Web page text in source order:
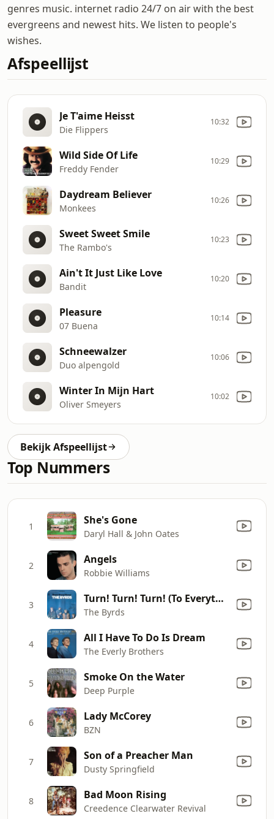
genres music. internet radio 24/7 on air with the best
evergreens and newest hits. We listen to people's
wishes.
Afspeellijst
Je T'aime Heisst
Die Flippers
10:32
Wild Side Of Life
Freddy Fender
10:29
Daydream Believer
Monkees
10:26
Sweet Sweet Smile
The Rambo's
10:23
Ain't It Just Like Love
Bandit
10:20
Pleasure
07 Buena
10:14
Schneewalzer
Duo alpengold
10:06
Winter In Mijn Hart
Oliver Smeyers
10:02
Bekijk Afspeellijst
Top Nummers
1 She's Gone
Daryl Hall & John Oates
2 Angels
Robbie Williams
3 Turn! Turn! Turn! (To Everything There Is a Season)
The Byrds
4 All I Have To Do Is Dream
The Everly Brothers
5 Smoke On the Water
Deep Purple
6 Lady McCorey
BZN
7 Son of a Preacher Man
Dusty Springfield
8 Bad Moon Rising
Creedence Clearwater Revival